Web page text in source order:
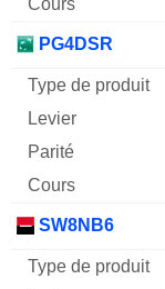
PG4DSR
SW8NB6